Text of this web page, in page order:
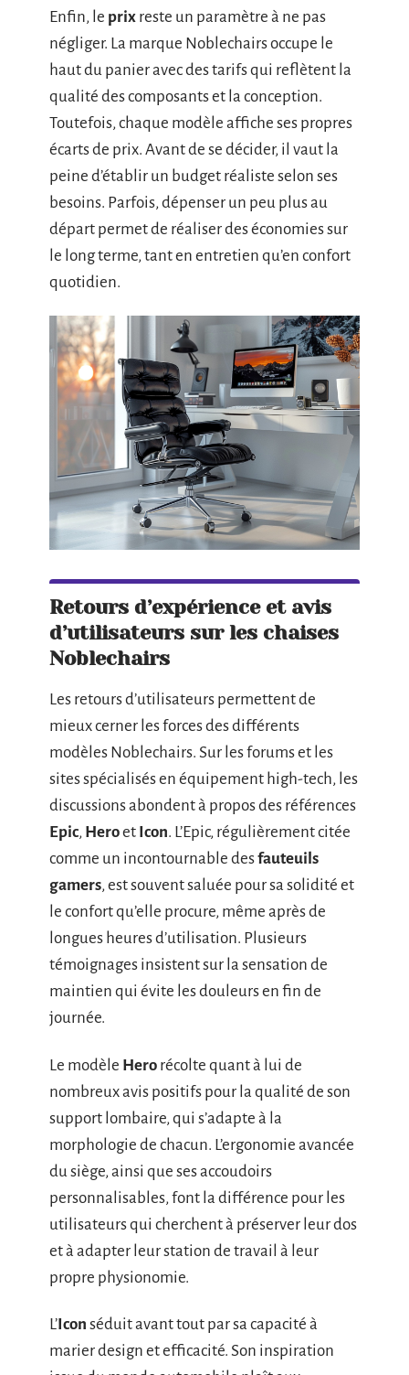
Enfin, le prix reste un paramètre à ne pas
négliger. La marque Noblechairs occupe le
haut du panier avec des tarifs qui reflètent la
qualité des composants et la conception.
Toutefois, chaque modèle affiche ses propres
écarts de prix. Avant de se décider, il vaut la
peine d’établir un budget réaliste selon ses
besoins. Parfois, dépenser un peu plus au
départ permet de réaliser des économies sur
le long terme, tant en entretien qu’en confort
quotidien.
Retours d’expérience et avis
d’utilisateurs sur les chaises
Noblechairs
Les retours d’utilisateurs permettent de
mieux cerner les forces des différents
modèles Noblechairs. Sur les forums et les
sites spécialisés en équipement high-tech, les
discussions abondent à propos des références
Epic, Heroet Icon. L’Epic, régulièrement citée
comme un incontournable desfauteuils
gamers, est souvent saluée pour sa solidité et
le confort qu’elle procure, même après de
longues heures d’utilisation. Plusieurs
témoignages insistent sur la sensation de
maintien qui évite les douleurs en fin de
journée.
Le modèle Hero récolte quant à lui de
nombreux avis positifs pour la qualité de son
support lombaire, qui s’adapte à la
morphologie de chacun. L’ergonomie avancée
du siège, ainsi que ses accoudoirs
personnalisables, font la différence pour les
utilisateurs qui cherchent à préserver leur dos
et à adapter leur station de travail à leur
propre physionomie.
L’Icon séduit avant tout par sa capacité à
marier design et efficacité. Son inspiration